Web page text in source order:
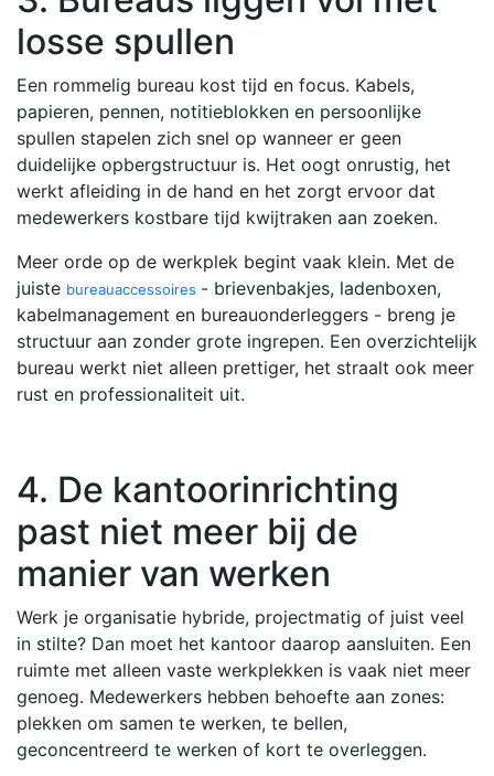
losse spullen
Een rommelig bureau kost tijd en focus. Kabels,
papieren, pennen, notitieblokken en persoonlijke
spullen stapelen zich snel op wanneer er geen
duidelijke opbergstructuur is. Het oogt onrustig, het
werkt afleiding in de hand en het zorgt ervoor dat
medewerkers kostbare tijd kwijtraken aan zoeken.
Meer orde op de werkplek begint vaak klein. Met de
juiste bureauaccessoires - brievenbakjes, ladenboxen,
kabelmanagement en bureauonderleggers - breng je
structuur aan zonder grote ingrepen. Een overzichtelijk
bureau werkt niet alleen prettiger, het straalt ook meer
rust en professionaliteit uit.
4. De kantoorinrichting
past niet meer bij de
manier van werken
Werk je organisatie hybride, projectmatig of juist veel
in stilte? Dan moet het kantoor daarop aansluiten. Een
ruimte met alleen vaste werkplekken is vaak niet meer
genoeg. Medewerkers hebben behoefte aan zones:
plekken om samen te werken, te bellen,
geconcentreerd te werken of kort te overleggen.